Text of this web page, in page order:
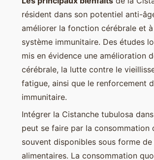
résident dans son potentiel anti-
améliorer la fonction cérébrale et
système immunitaire. Des études
mis en évidence une amélioration
cérébrale, la lutte contre le
fatigue, ainsi que le renforcement
immunitaire.
Intégrer la Cistanche tubulosa
peut se faire par la consommation
souvent disponibles sous forme
alimentaires. La consommation